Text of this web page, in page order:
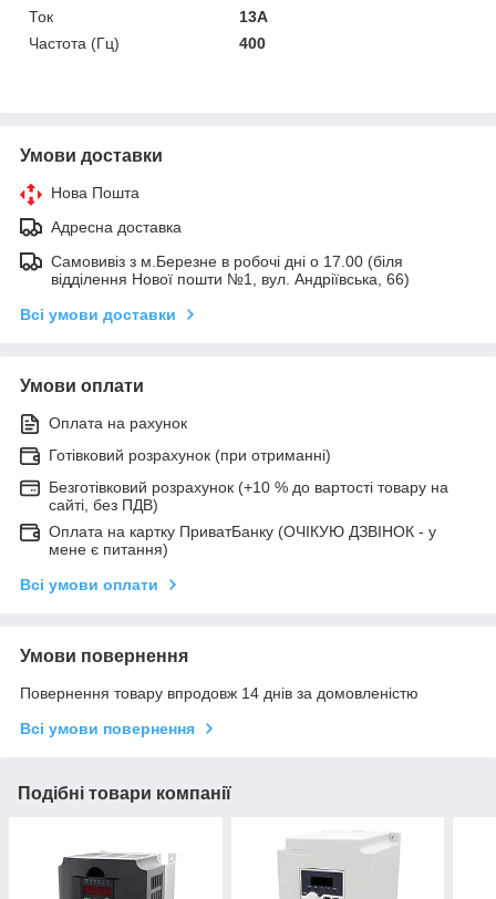
Ток
13А
Частота (Гц)
400
Умови доставки
Нова Пошта
Адресна доставка
Самовивіз з м.Березне в робочі дні о 17.00 (біля
відділення Нової пошти №1, вул. Андріївська, 66)
Всі умови доставки
Умови оплати
Оплата на рахунок
Готівковий розрахунок (при отриманні)
Безготівковий розрахунок (+10 % до вартості товару на
сайті, без ПДВ)
Оплата на картку ПриватБанку (ОЧІКУЮ ДЗВІНОК - у
мене є питання)
Всі умови оплати
Умови повернення
Повернення товару впродовж 14 днів за домовленістю
Всі умови повернення
Подібні товари компанії